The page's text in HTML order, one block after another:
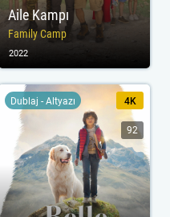
Aile Kampı
Family Camp
2022
Dublaj - Altyazı 4K
92